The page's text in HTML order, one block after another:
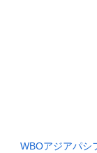
WBOアジアパシ